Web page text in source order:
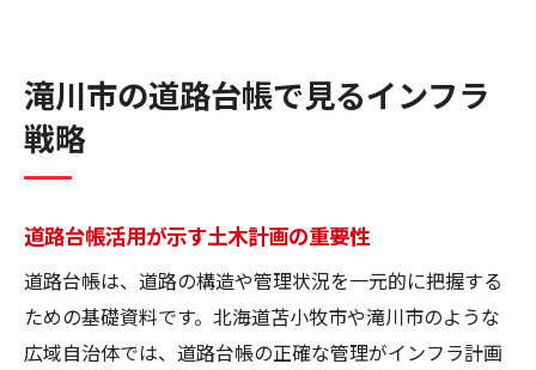
滝川市の道路台帳で見るインフラ
戦略
道路台帳活用が示す土木計画の重要性
道路台帳は、道路の構造や管理状況を一元的に把握する
ための基礎資料です。北海道苫小牧市や滝川市のような
広域自治体では、道路台帳の正確な管理がインフラ計画